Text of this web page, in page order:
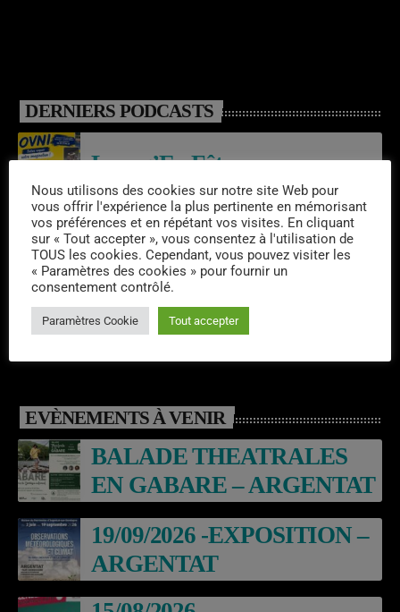
DERNIERS PODCASTS
Laroq’En Fête
Emissions semaine 31/2026
06/08/2026 – RESIDENCE –
CHAMALOT
EVÈNEMENTS À VENIR
BALADE THEATRALES
EN GABARE – ARGENTAT
19/09/2026 -EXPOSITION –
ARGENTAT
Nous utilisons des cookies sur notre site Web pour
vous offrir l'expérience la plus pertinente en mémorisant
vos préférences et en répétant vos visites. En cliquant
sur « Tout accepter », vous consentez à l'utilisation de
TOUS les cookies. Cependant, vous pouvez visiter les
« Paramètres des cookies » pour fournir un
consentement contrôlé.
Paramètres Cookie Tout accepter